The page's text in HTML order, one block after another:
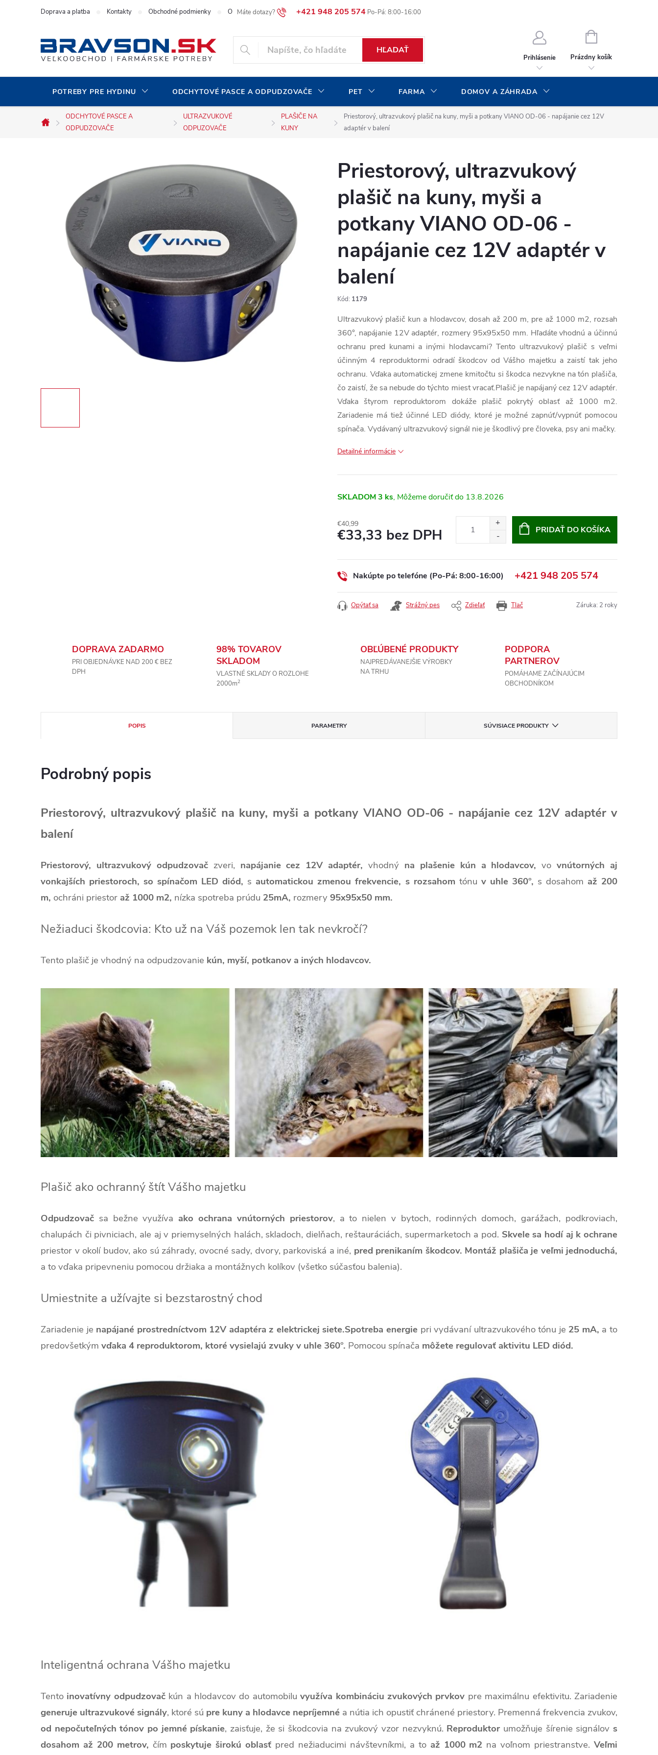
+421 948 205 574
Doprava a platba Kontakty Obchodné podmienky O našej spoločnosti Blog Moja objednávka
HĽADAŤ
Prihlásenie
NÁKUPNÝ
Prázdny košík
POTREBY PRE HYDINU ODCHYTOVÉ PASCE A ODPUDZOVAČE PET FARMA DOMOV A ZÁHRADA
Domov
ODCHYTOVÉ PASCE A
ODPUDZOVAČE
ULTRAZVUKOVÉ
ODPUZOVAČE
PLAŠIČE NA
KUNY
Priestorový, ultrazvukový plašič na kuny, myši a potkany VIANO OD-06 - napájanie cez 12V
adaptér v balení
Priestorový, ultrazvukový
plašič na kuny, myši a
potkany VIANO OD-06 -
napájanie cez 12V adaptér v
balení
Kód: 1179
Ultrazvukový plašič kun a hlodavcov, dosah až 200 m, pre až 1000 m2, rozsah
360°, napájanie 12V adaptér, rozmery 95x95x50 mm. Hľadáte vhodnú a účinnú
ochranu pred kunami a inými hlodavcami? Tento ultrazvukový plašič s veľmi
účinným 4 reproduktormi odradí škodcov od Vášho majetku a zaistí tak jeho
ochranu. Vďaka automatickej zmene kmitočtu si škodca nezvykne na tón plašiča,
čo zaistí, že sa nebude do týchto miest vracať.Plašič je napájaný cez 12V adaptér.
Vďaka štyrom reproduktorom dokáže plašič pokrytý oblasť až 1000 m2.
Zariadenie má tiež účinné LED diódy, ktoré je možné zapnúť/vypnúť pomocou
spínača. Vydávaný ultrazvukový signál nie je škodlivý pre človeka, psy ani mačky.
Detailné informácie
SKLADOM3 ks 13.8.2026
€40,99
€33,33 bez DPH
cena:
PRIDAŤ DO KOŠÍKA
Nakúpte po telefóne (Po-Pá: 8:00-16:00) +421 948 205 574
Tlač
Opýtať sa Strážný pes Zdieľať Záruka: 2 roky
DOPRAVA ZADARMO
PRI OBJEDNÁVKE NAD 200 € BEZ
DPH
98% TOVAROV
SKLADOM
VLASTNÉ SKLADY O ROZLOHE
2000m2
OBĽÚBENÉ PRODUKTY
NAJPREDÁVANEJŠIE VÝROBKY
NA TRHU
PODPORA
PARTNEROV
POMÁHAME ZAČÍNAJÚCIM
OBCHODNÍKOM
POPIS PARAMETRY SÚVISIACE PRODUKTY
Podrobný popis
Priestorový, ultrazvukový plašič na kuny, myši a potkany VIANO OD-06 - napájanie cez 12V adaptér v
balení
Priestorový, ultrazvukový odpudzovačzveri, napájanie cez 12V adaptér, vhodný na plašenie kún a hlodavcov,vovnútorných aj
vonkajších priestoroch, so spínačom LED diód, s automatickou zmenou frekvencie, s rozsahom tónu v uhle 360°, s dosahom až 200
m, ochráni priestor až 1000 m2, nízka spotreba prúdu 25mA, rozmery95x95x50 mm.
Nežiaduci škodcovia: Kto už na Váš pozemok len tak nevkročí?
Tento plašič je vhodný na odpudzovanie kún, myší, potkanov a iných hlodavcov.
Plašič ako ochranný štít Vášho majetku
Odpudzovač sa bežne využíva ako ochrana vnútorných priestorov, a to nielen v bytoch, rodinných domoch, garážach, podkroviach,
chalupách či pivniciach, ale aj v priemyselných halách, skladoch, dielňach, reštauráciách, supermarketoch a pod. Skvele sa hodí aj k ochrane
priestor v okolí budov, ako sú záhrady, ovocné sady, dvory, parkoviská a iné, pred prenikaním škodcov. Montáž plašiča je veľmi jednoduchá,
a to vďaka pripevneniu pomocou držiaka a montážnych kolíkov (všetko súčasťou balenia).
Umiestnite a užívajte si bezstarostný chod
Zariadenie je napájané prostredníctvom 12V adaptéra z elektrickej siete.Spotreba energie pri vydávaní ultrazvukového tónu je 25 mA, a to
predovšetkým vďaka 4 reproduktorom, ktoré vysielajú zvuky v uhle 360°. Pomocou spínača môžete regulovať aktivitu LED diód.
Inteligentná ochrana Vášho majetku
Tento inovatívny odpudzovačkún a hlodavcov do automobiluvyužíva kombináciu zvukových prvkov pre maximálnu efektivitu. Zariadenie
generuje ultrazvukové signály, ktoré sú pre kuny a hlodavce nepríjemné a nútia ich opustiť chránené priestory. Premenná frekvencia zvukov,
od nepočuteľných tónov po jemné pískanie, zaisťuje, že si škodcovia na zvukový vzor nezvyknú. Reproduktorumožňuje šírenie signálovs
dosahom až 200 metrov, čím poskytuje širokú oblasť pred nežiaducimi návštevníkmi, a to až 1000 m2 na voľnom priestranstve.Veľmi